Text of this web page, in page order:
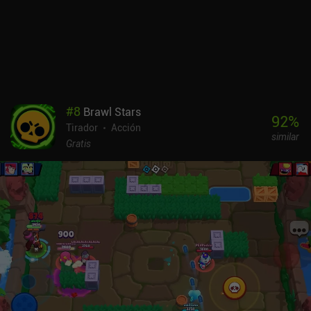
#8 Brawl Stars
Tirador
Acción
Gratis
92%
similar